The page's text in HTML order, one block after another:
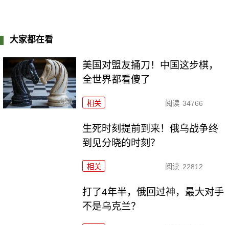
大家都在看
美国对盟友捅刀！中国这步棋，
全世界都看傻了
相关 阅读 34766
生死时刻提前到来！俄乌战争终
到见分晓的时刻？
相关 阅读 22812
打了4年半，俄回过神，最大对手
不是乌克兰？